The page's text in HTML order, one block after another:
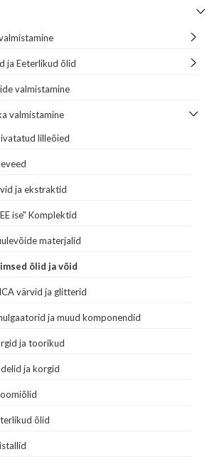
ja Eeterlikud õlid
valmistamine
valmistamine
lilleõied
ja ekstraktid
ise" Komplektid
materjalid
õlid ja võid
värvid ja glitterid
ja muud komponendid
ja toorikud
ja korgid
õlid